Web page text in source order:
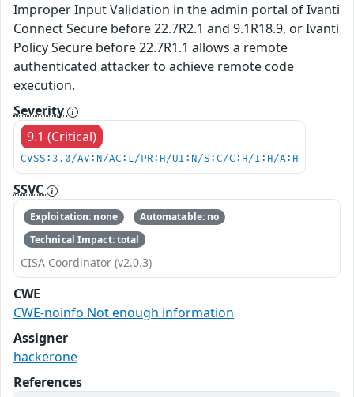
Improper Input Validation in the admin portal of Ivanti
Connect Secure before 22.7R2.1 and 9.1R18.9, or Ivanti
Policy Secure before 22.7R1.1 allows a remote
authenticated attacker to achieve remote code
execution.
Severity
9.1 (Critical)
CVSS:3.0/AV:N/AC:L/PR:H/UI:N/S:C/C:H/I:H/A:H
SSVC
Exploitation: none
Automatable: no
Technical Impact: total
CISA Coordinator (v2.0.3)
CWE
CWE-noinfo Not enough information
Assigner
hackerone
References